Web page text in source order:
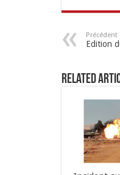
Précédent
Edition
Related